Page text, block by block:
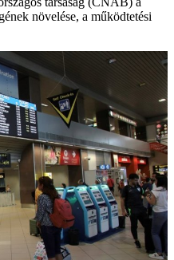
növelése, a működtetési